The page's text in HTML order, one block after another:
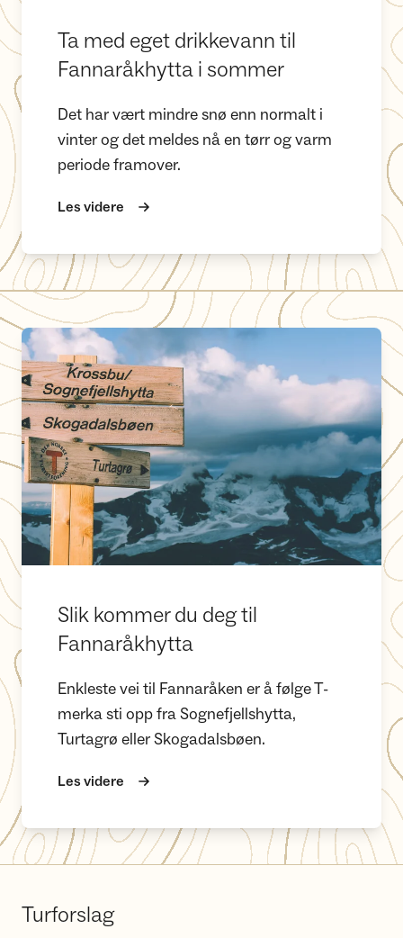
Ta med eget drikkevann til
Fannaråkhytta i sommer
Det har vært mindre snø enn normalt i
vinter og det meldes nå en tørr og varm
periode framover.
Les videre
Slik kommer du deg til Fannaråkhytta
Slik kommer du deg til
Fannaråkhytta
Enkleste vei til Fannaråken er å følge T-
merka sti opp fra Sognefjellshytta,
Turtagrø eller Skogadalsbøen.
Les videre
Turforslag